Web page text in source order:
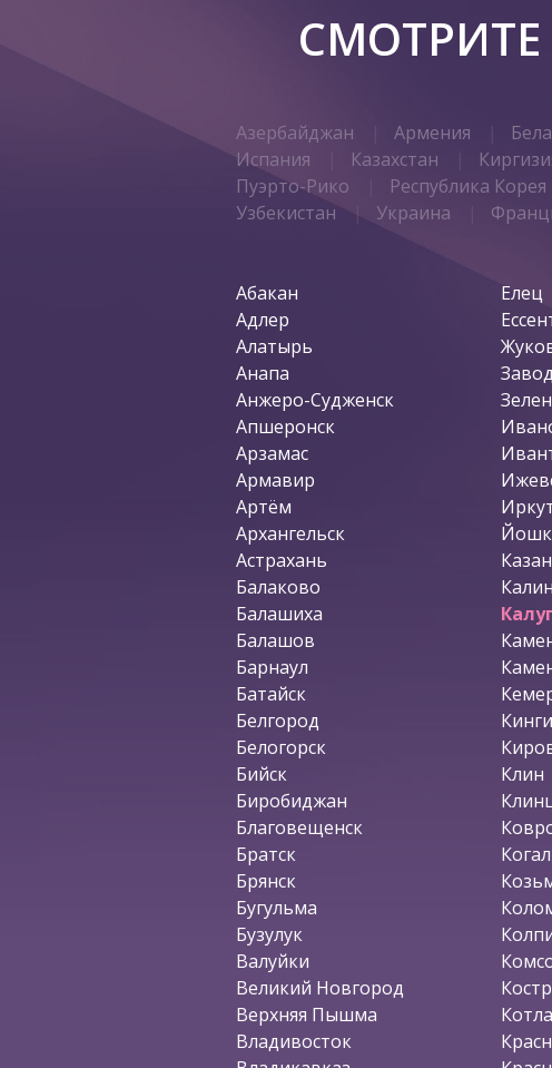
СМОТРИТЕ
Азербайджан Армения
Испания
Казахстан
Пуэрто-Рико
Республика Корея
Узбекистан
Украина
Абакан
Адлер
Алатырь
Анапа
Анжеро-Судженск
Апшеронск
Арзамас
Армавир
Артём
Архангельск
Астрахань
Балаково
Балашиха
Балашов
Барнаул
Батайск
Белгород
Белогорск
Бийск
Биробиджан
Благовещенск
Братск
Брянск
Бугульма
Бузулук
Валуйки
Великий Новгород
Верхняя Пышма
Владивосток
Елец
Клин